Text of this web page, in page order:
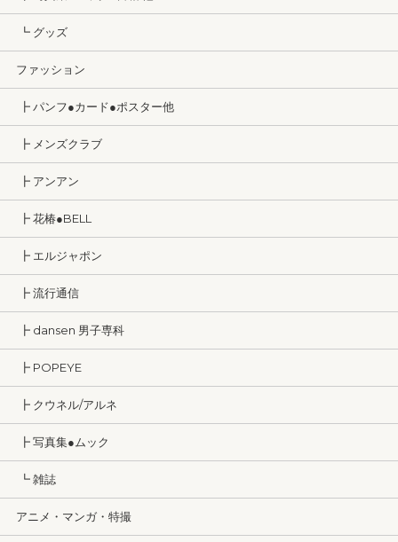
┗ グッズ
ファッション
┣ パンフ●カード●ポスター他
┣ メンズクラブ
┣ アンアン
┣ 花椿●BELL
┣ エルジャポン
┣ 流行通信
┣ dansen 男子専科
┣ POPEYE
┣ クウネル/アルネ
┣ 写真集●ムック
┗ 雑誌
アニメ・マンガ・特撮